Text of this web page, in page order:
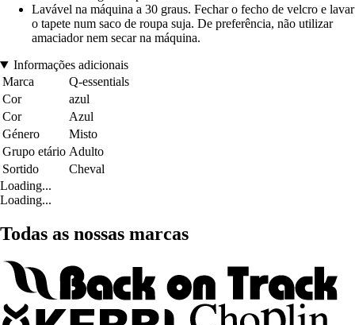
Lavável na máquina a 30 graus. Fechar o fecho de velcro e lavar
o tapete num saco de roupa suja. De preferência, não utilizar
amaciador nem secar na máquina.
Informações adicionais
Marca
Q-essentials
Cor
azul
Cor
Azul
Género
Misto
Grupo etário Adulto
Sortido
Cheval
Loading...
Loading...
Todas as nossas marcas